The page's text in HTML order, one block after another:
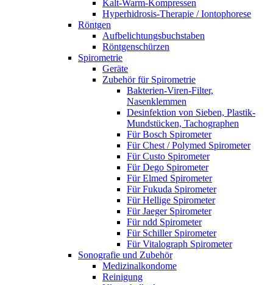
Kalt-Warm-Kompressen
Hyperhidrosis-Therapie / Iontophorese
Röntgen
Aufbelichtungsbuchstaben
Röntgenschürzen
Spirometrie
Geräte
Zubehör für Spirometrie
Bakterien-Viren-Filter,
Nasenklemmen
Desinfektion von Sieben, Plastik-
Mundstücken, Tachographen
Für Bosch Spirometer
Für Chest / Polymed Spirometer
Für Custo Spirometer
Für Dego Spirometer
Für Elmed Spirometer
Für Fukuda Spirometer
Für Hellige Spirometer
Für Jaeger Spirometer
Für ndd Spirometer
Für Schiller Spirometer
Für Vitalograph Spirometer
Sonografie und Zubehör
Medizinalkondome
Reinigung